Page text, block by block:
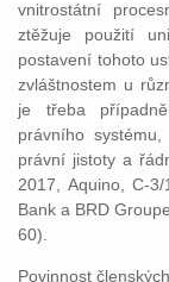
vnitrostátní
ztěžuje použití
postavení tohoto
zvláštnostem u
je třeba
právního
právní jistoty a
2017, Aquino,
Bank a BRD
60).
Povinnost